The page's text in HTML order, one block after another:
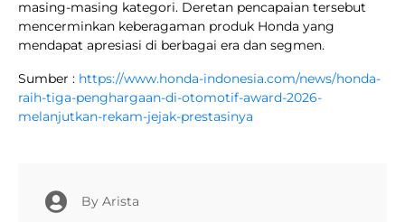
masing-masing kategori. Deretan pencapaian tersebut
mencerminkan keberagaman produk Honda yang
mendapat apresiasi di berbagai era dan segmen.
Sumber : https://www.honda-indonesia.com/news/honda-
raih-tiga-penghargaan-di-otomotif-award-2026-
melanjutkan-rekam-jejak-prestasinya
By Arista